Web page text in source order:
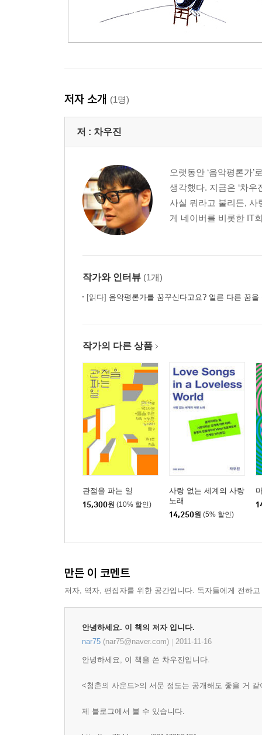
저자 소개 (1명)
저 : 차우진
오랫동안 ‘음악평론가
생각했다. 지금은 ‘차
사실 뭐라고 불리든, 사
게 네이버를 비롯한 IT
작가와 인터뷰 (1개)
[읽다] 음악평론가를 꿈꾸신다고요? 얼른 다른 꿈
작가의 다른 상품
관점을 파는 일
15,300원 (10% 할인)
사랑 없는 세계의 사랑
노래
14,250원 (5% 할인)
만든 이 코멘트
저자, 역자, 편집자를 위한 공간입니다. 독자들에게 전하
안녕하세요. 이 책의 저자 입니다.
nar75 (nar75@naver.com) 2011-11-16
안녕하세요, 이 책을 쓴 차우진입니다.
<청춘의 사운드>의 서문 정도는 공개해도 좋을 거 같
제 블로그에서 볼 수 있습니다.